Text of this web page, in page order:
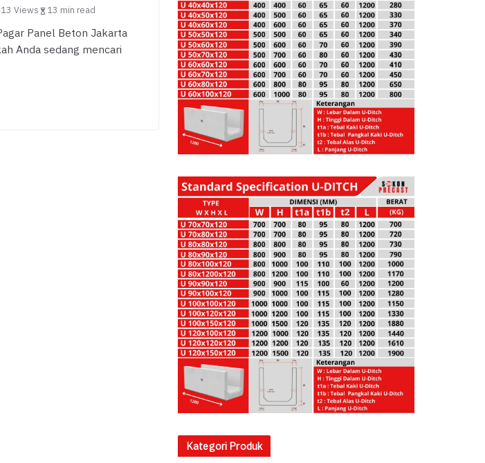
Views 13 min read
Panel Beton Jakarta
Anda sedang mencari
Kategori Produk